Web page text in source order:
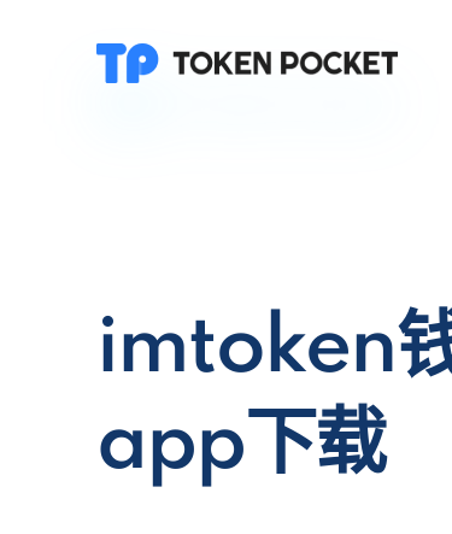
imtoken
app下载